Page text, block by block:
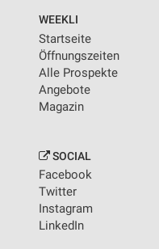
WEEKLI
Startseite
Öffnungszeiten
Alle Prospekte
Angebote
Magazin
SOCIAL
Facebook
Twitter
Instagram
LinkedIn